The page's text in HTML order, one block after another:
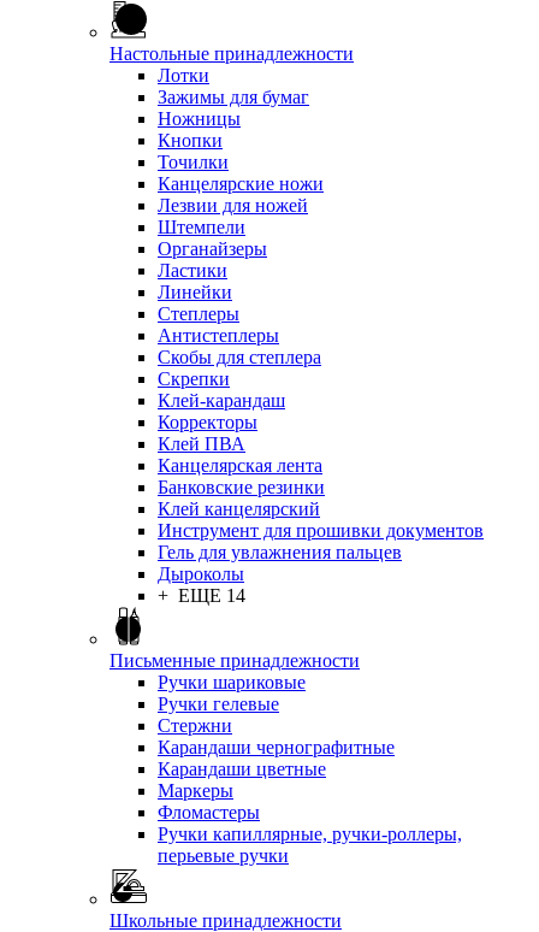
Настольные принадлежности
Лотки
Зажимы для бумаг
Ножницы
Кнопки
Точилки
Канцелярские ножи
Лезвии для ножей
Штемпели
Органайзеры
Ластики
Линейки
Степлеры
Антистеплеры
Скобы для степлера
Скрепки
Клей-карандаш
Корректоры
Клей ПВА
Канцелярская лента
Банковские резинки
Клей канцелярский
Инструмент для прошивки документов
Гель для увлажнения пальцев
Дыроколы
+ ЕЩЕ 14
Письменные принадлежности
Ручки шариковые
Ручки гелевые
Стержни
Карандаши чернографитные
Карандаши цветные
Маркеры
Фломастеры
Ручки капиллярные, ручки-роллеры,
перьевые ручки
Школьные принадлежности